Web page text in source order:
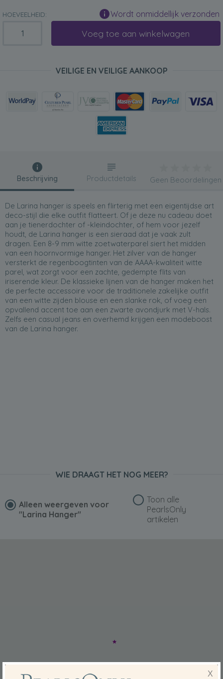
HOEVEELHEID: Wordt onmiddellijk verzonden
Voeg toe aan winkelwagen
VEILIGE EN VEILIGE AANKOOP
Beschrijving
De Larina hanger is speels en flirterig met een eigentijdse art
deco-stijl die elke outfit flatteert. Of je deze nu cadeau doet
aan je tienerdochter of -kleindochter, of hem voor jezelf
houdt, de Larina hanger is een sieraad dat je vaak zult
dragen. Een 8-9 mm witte zoetwaterparel siert het midden
van een hoornvormige hanger. Het zilver van de hanger
versterkt de regenboogtinten van de AAAA-kwaliteit witte
parel, wat zorgt voor een zachte, gedempte flits van
iriserende kleur. De klassieke lijnen van de hanger maken het
de perfecte accessoire voor de traditionele zakelijke outfit
van een witte zijden blouse en een slanke rok, of voeg een
opvallend accent toe aan een zwarte avondjurk met V-hals.
Zelfs een casual jeans en overhemd krijgen een modeboost
van de Larina hanger.
Productdetails Geen Beoordelingen
WIE DRAAGT HET NOG MEER?
Alleen weergeven voor
"Larina Hanger"
Toon alle
PearlsOnly
artikelen
X